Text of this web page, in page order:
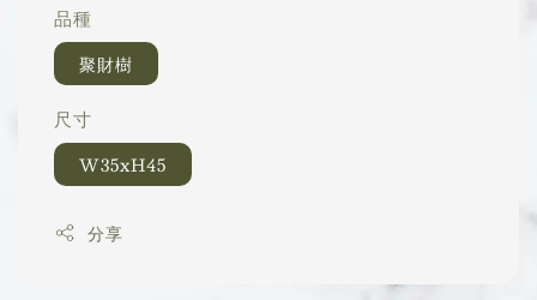
品種
聚財樹
尺寸
W35xH45
分享